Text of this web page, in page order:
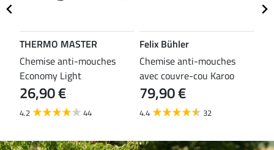
THERMO MASTER
Chemise anti-mouches
Economy Light
26,90 €
4.2 44
Felix Bühler
Chemise anti-mouches
avec couvre-cou Karoo
79,90 €
4.4 32